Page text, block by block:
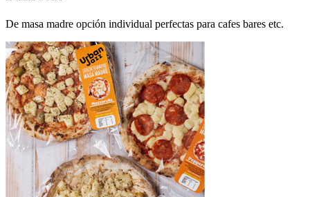
De masa madre opción individual perfectas para cafes bares etc.